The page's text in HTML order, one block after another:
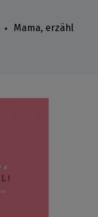
Mama, erzähl